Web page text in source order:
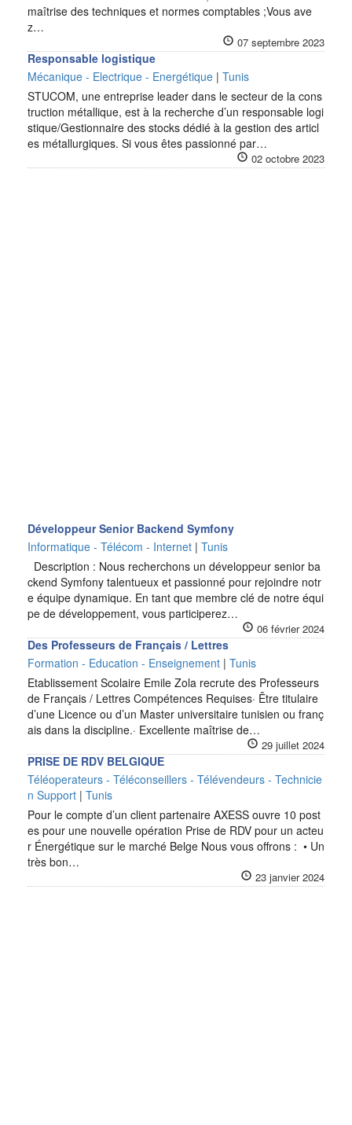
maîtrise des techniques et normes comptables ;Vous ave
z…
07 septembre 2023
Responsable logistique
Mécanique - Electrique - Energétique | Tunis
STUCOM, une entreprise leader dans le secteur de la cons
truction métallique, est à la recherche d’un responsable logi
stique/Gestionnaire des stocks dédié à la gestion des articl
es métallurgiques. Si vous êtes passionné par…
02 octobre 2023
Développeur Senior Backend Symfony
Informatique - Télécom - Internet | Tunis
Description : Nous recherchons un développeur senior ba
ckend Symfony talentueux et passionné pour rejoindre notr
e équipe dynamique. En tant que membre clé de notre équi
pe de développement, vous participerez…
06 février 2024
Des Professeurs de Français / Lettres
Formation - Education - Enseignement | Tunis
Etablissement Scolaire Emile Zola recrute des Professeurs
de Français / Lettres Compétences Requises· Être titulaire
d’une Licence ou d’un Master universitaire tunisien ou franç
ais dans la discipline.· Excellente maîtrise de…
29 juillet 2024
PRISE DE RDV BELGIQUE
Téléoperateurs - Téléconseillers - Télévendeurs - Technicie
n Support | Tunis
Pour le compte d’un client partenaire AXESS ouvre 10 post
es pour une nouvelle opération Prise de RDV pour un acteu
r Énergétique sur le marché Belge Nous vous offrons : • Un
très bon…
23 janvier 2024